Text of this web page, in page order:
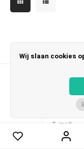
Ontvang de laatste
Vergelijk
Wij slaan cookies